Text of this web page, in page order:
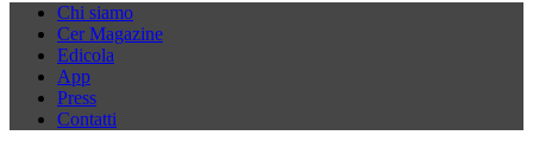
Chi siamo
Cer Magazine
Edicola
App
Press
Contatti